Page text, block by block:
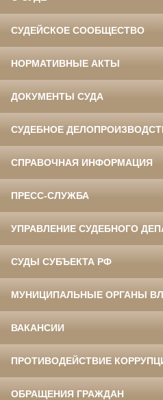
СУДЕЙСКОЕ СООБЩЕСТВО
НОРМАТИВНЫЕ АКТЫ
ДОКУМЕНТЫ СУДА
СУДЕБНОЕ
СПРАВОЧНАЯ ИНФОРМАЦИЯ
ПРЕСС-СЛУЖБА
УПРАВЛЕНИЕ СУДЕБНОГО
СУДЫ СУБЪЕКТА РФ
МУНИЦИПАЛЬНЫЕ ОРГАНЫ
ВАКАНСИИ
ПРОТИВОДЕЙСТВИЕ
ОБРАЩЕНИЯ ГРАЖДАН